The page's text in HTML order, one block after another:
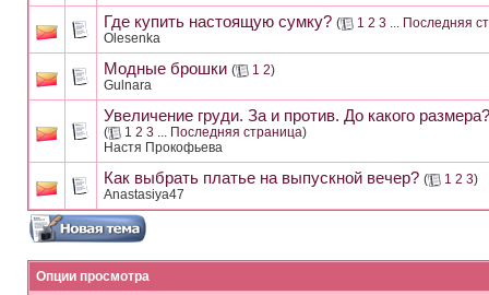
Где купить настоящую сумку? ( 1 2 3 ... Последняя
Olesenka
Модные брошки ( 1 2)
Gulnara
Увеличение груди. За и против. До какого
( 1 2 3 ... Последняя страница)
Настя Прокофьева
Как выбрать платье на выпускной вечер? ( 1 2 3)
Anastasiya47
Опции просмотра